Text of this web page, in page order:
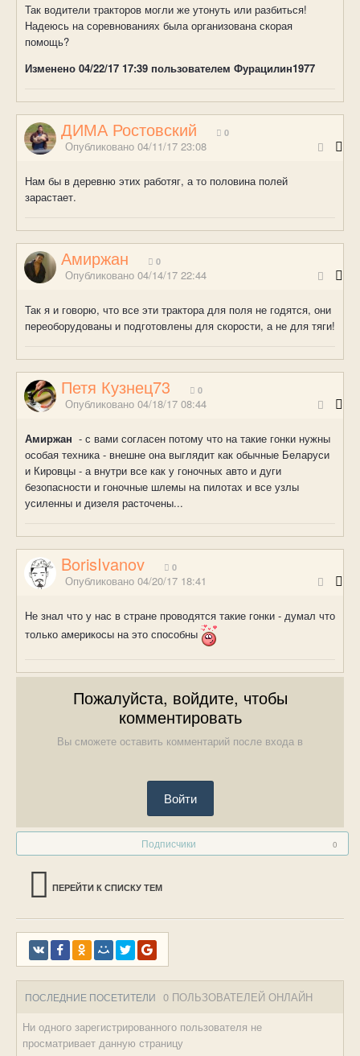
Так водители тракторов могли же утонуть или разбиться!
Надеюсь на соревнованиях была организована скорая
помощь?
Изменено 04/22/17 17:39 пользователем Фурацилин1977
ДИМА Ростовский 0
Опубликовано 04/11/17 23:08
Нам бы в деревню этих работяг, а то половина полей
зарастает.
Амиржан 0
Опубликовано 04/14/17 22:44
Так я и говорю, что все эти трактора для поля не годятся, они
переоборудованы и подготовлены для скорости, а не для тяги!
Петя Кузнец73 0
Опубликовано 04/18/17 08:44
Амиржан - с вами согласен потому что на такие гонки нужны
особая техника - внешне она выглядит как обычные Беларуси
и Кировцы - а внутри все как у гоночных авто и дуги
безопасности и гоночные шлемы на пилотах и все узлы
усиленны и дизеля расточены...
BorisIvanov 0
Опубликовано 04/20/17 18:41
Не знал что у нас в стране проводятся такие гонки - думал что
только америкосы на это способны
Пожалуйста, войдите, чтобы
комментировать
Вы сможете оставить комментарий после входа в
Войти
Подписчики 0
ПЕРЕЙТИ К СПИСКУ ТЕМ
ПОСЛЕДНИЕ ПОСЕТИТЕЛИ 0 ПОЛЬЗОВАТЕЛЕЙ ОНЛАЙН
Ни одного зарегистрированного пользователя не
просматривает данную страницу